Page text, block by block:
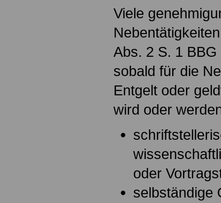
Viele
Abs. 2 S. 1
sobald für die
Entgelt oder
wird oder
oder
selbständige